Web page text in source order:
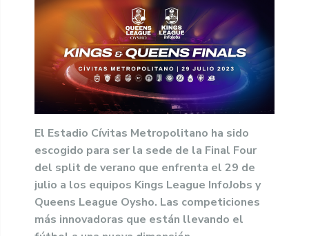
El Estadio Cívitas Metropolitano ha sido
escogido para ser la sede de la Final Four
del split de verano que enfrenta el 29 de
julio a los equipos Kings League InfoJobs y
Queens League Oysho. Las competiciones
más innovadoras que están llevando el